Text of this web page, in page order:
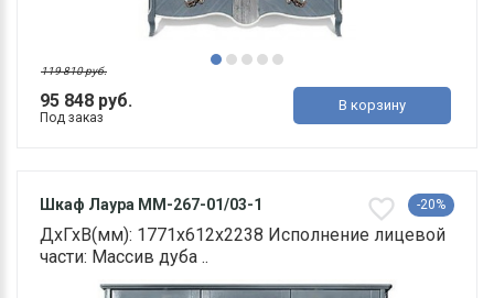
95 848 руб.
119 810 руб.
Под заказ
В корзину
Шкаф Лаура ММ-267-01/03-1 -20%
ДхГхВ(мм): 1771х612х2238 Исполнение лицевой
части: Массив дуба ..